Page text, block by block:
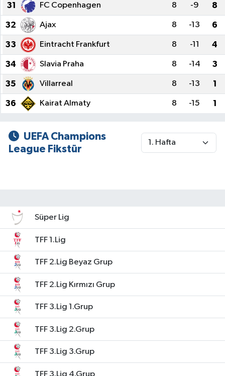
31 FC Copenhagen 8 -9 8
32 Ajax 8 -13 6
33 Eintracht Frankfurt 8 -11 4
34 Slavia Praha 8 -14 3
35 Villarreal 8 -13 1
36 Kairat Almaty 8 -15 1
UEFA Champions
League Fikstür
Süper Lig
TFF 1.Lig
TFF 2.Lig Beyaz Grup
TFF 2.Lig Kırmızı Grup
TFF 3.Lig 1.Grup
TFF 3.Lig 2.Grup
TFF 3.Lig 3.Grup
TFF 3.Lig 4.Grup